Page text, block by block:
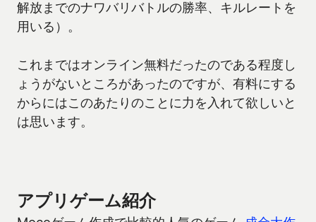
解放までのナワバリバトルの勝率、キルレートを
用いる）。
これまではオンライン無料だったのである程度し
ょうがないところがあったのですが、有料にする
からにはこのあたりのことに力を入れて欲しいと
は思います。
アプリゲーム紹介